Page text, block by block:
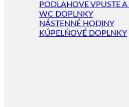
PODLAHOVE VPUSTE
WC DOPLNKY
NÁSTENNÉ HODINY
KÚPELŇOVÉ DOPLNKY